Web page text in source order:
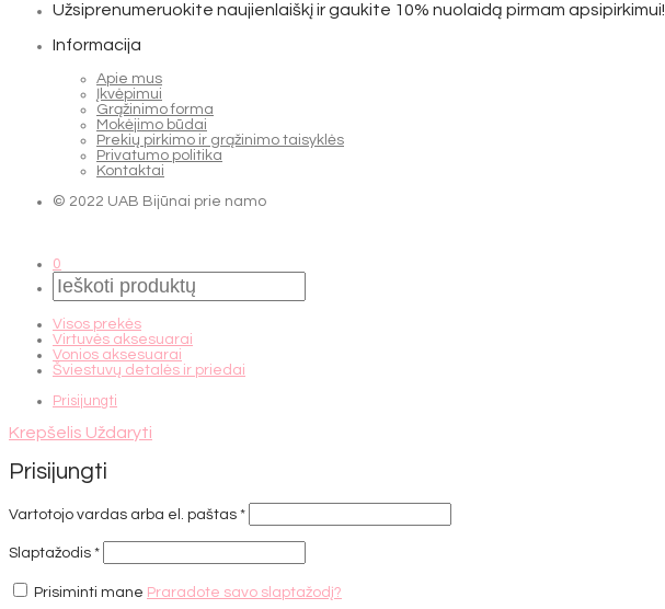
Užsiprenumeruokite naujienlaiškį ir gaukite 10% nuolaidą pirmam apsipirkimui!
Informacija
Apie mus
Įkvėpimui
Grąžinimo forma
Mokėjimo būdai
Prekių pirkimo ir grąžinimo taisyklės
Privatumo politika
Kontaktai
© 2022 UAB Bijūnai prie namo
0
Visos prekės
Virtuvės aksesuarai
Vonios aksesuarai
Šviestuvų detalės ir priedai
Prisijungti
Krepšelis Uždaryti
Prisijungti
Vartotojo vardas arba el. paštas *
Slaptažodis *
Prisiminti mane Praradote savo slaptažodį?